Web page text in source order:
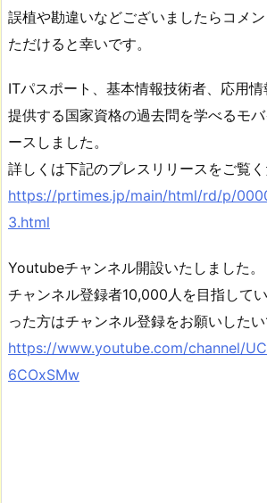
誤植や勘違いなどございましたらコメ
ただけると幸いです。
ITパスポート、基本情報技術者、応用
提供する国家資格の過去問を学べるモ
ースしました。
詳しくは下記のプレスリリースをご覧く
https://prtimes.jp/main/html/rd/p/
3.html
Youtubeチャンネル開設いたしました。
チャンネル登録者10,000人を目指して
った方はチャンネル登録をお願いしたい
https://www.youtube.com/channel/
6COxSMw